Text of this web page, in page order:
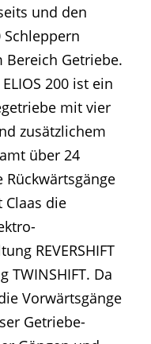
und den
Schleppern
Getriebe.
200 ist ein
mit vier
zusätzlichem
über 24
die
REVERSHIFT
TWINSHIFT. Da
Vorwärtsgänge
Getriebe-